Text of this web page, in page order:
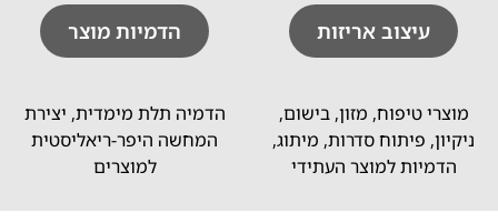
הדמיות מוצר
הדמיה תלת מימדית, יצירת
המחשה היפר-ריאליסטית
למוצרים
עיצוב אריזות
מוצרי טיפוח, מזון, בישום,
ניקיון, פיתוח סדרות, מיתוג,
הדמיות למוצר העתידי